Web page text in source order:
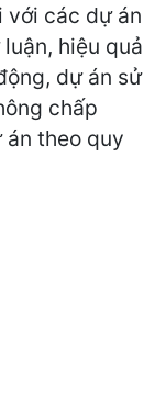
với các dự án
hiệu quả
dự án sử
chấp
án theo quy